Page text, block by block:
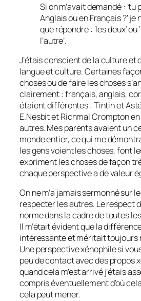
Si on m’avait demandé : ‘tu
Anglais ou en Français ?’ je
que répondre : ‘les deux’ ou
l’autre’.
J’étais conscient de la culture et
langue et culture. Certaines
choses ou de faire les choses
clairement : français, anglais,
étaient différentes : Tintin et
E.Nesbit et Richmal Crompton
autres. Mes parents avaient un
monde entier, ce qui me
les gens voient les choses, font
expriment les choses de façon
chaque perspective a de valeur
On ne m’a jamais sermonné sur
respecter les autres. Le respect
norme dans la cadre de toutes
Il m’était évident que la
intéressante et méritait toujours
Une perspective xénophile si
peu de contact avec des propos
quand cela m’est arrivé j’étais
compris éventuellement d’où
cela peut mener.